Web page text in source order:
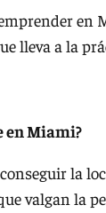
en
lleva a la
en Miami?
la
valgan la